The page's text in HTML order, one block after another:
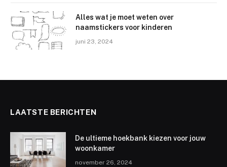
Alles wat je moet weten over
naamstickers voor kinderen
juni 23, 2024
LAATSTE BERICHTEN
De ultieme hoekbank kiezen voor jouw
woonkamer
november 26, 2024